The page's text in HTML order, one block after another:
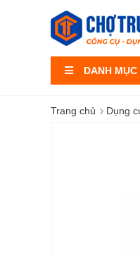
DANH
Trang chủ › Dụng